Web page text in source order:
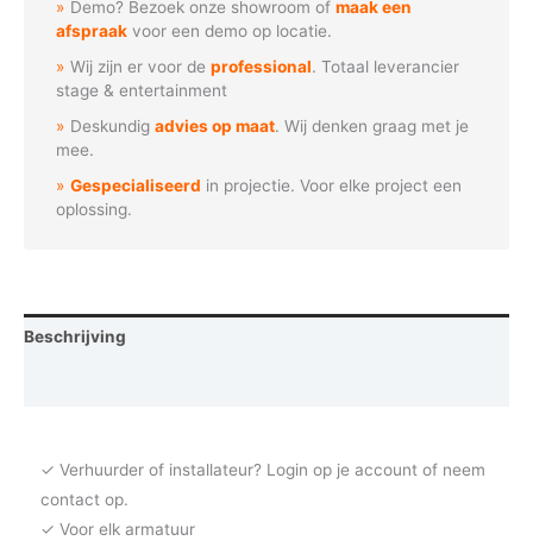
raam
Demo? Bezoek onze showroom ofmaak een
afspraak voor een demo op locatie.
Wij zijn er voor deprofessional. Totaal leverancier
stage & entertainment
Deskundigadvies op maat. Wij denken graag met je
mee.
Gespecialiseerd in projectie. Voor elke project een
oplossing.
Beschrijving
✓ Verhuurder of installateur? Login op je account of neem
contact op.
✓ Voor elk armatuur